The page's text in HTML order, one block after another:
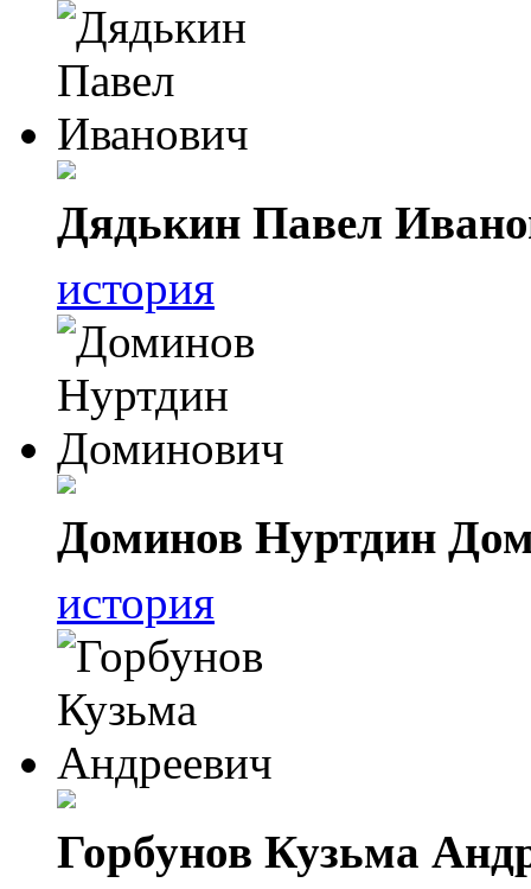
Дядькин Павел
история
Доминов Нуртдин
история
Горбунов Кузьма